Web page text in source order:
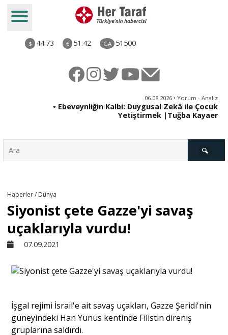
$ 44.73 € 51.42 GA 51500
06.08.2026 • Yorum - Analiz
• Ebeveynliğin Kalbi: Duygusal Zekâ ile Çocuk
Yetiştirmek |Tuğba Kayaer
Derkenar
Ekonomi
Haberler / Dünya
Siyonist çete Gazze'yi savaş
uçaklarıyla vurdu!
07.09.2021
İşgal rejimi İsrail'e ait savaş uçakları, Gazze Şeridi'nin
güneyindeki Han Yunus kentinde Filistin direniş
gruplarına saldırdı.